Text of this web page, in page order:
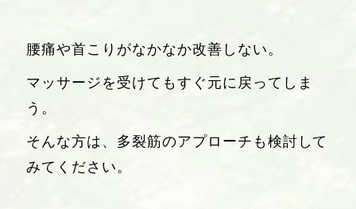
腰痛や首こりがなかなか改善しない。
マッサージを受けてもすぐ元に戻ってしま
う。
そんな方は、多裂筋のアプローチも検討して
みてください。